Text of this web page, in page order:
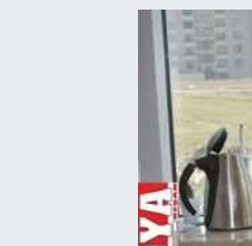
EKONOMİ
TARIM VE